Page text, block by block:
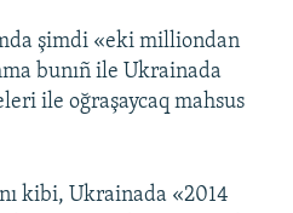
şimdi «eki milliondan
bunıñ ile Ukrainada
ile oğraşaycaq mahsus
kibi, Ukrainada «2014